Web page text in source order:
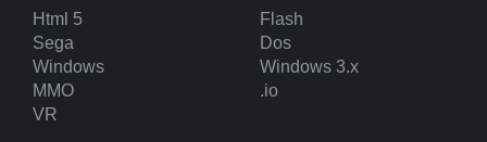
Html 5
Flash
Sega
Dos
Windows
Windows 3.x
MMO
.io
VR